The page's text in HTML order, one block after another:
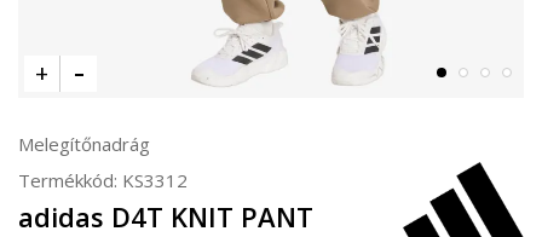
Melegítőnadrág
Termékkód: KS3312
adidas D4T KNIT PANT